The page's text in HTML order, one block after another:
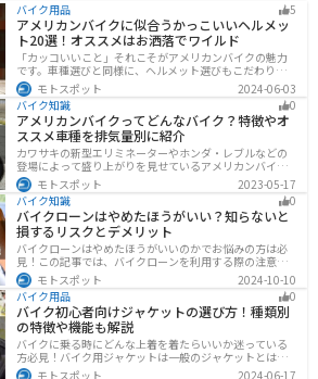
バイク用品 5
アメリカンバイクに似合うかっこいいヘルメッ
ト20選！オススメはお洒落でワイルド
「カッコいいこと」それこそがアメリカンバイクの魅力
です。車種選びと同様に、ヘルメット選びもこだわりた
いところですよね。アメリカンバイクの魅力をもっと引
き立ててくれるオススメのヘルメットを紹介します。
モトスポット
2024-06-03
バイク知識
0
アメリカンバイクってどんなバイク？特徴やオ
ススメ車種を排気量別に紹介
カワサキの新型エリミネーターやホンダ・レブルなどの
登場によって盛り上がりを見せているアメリカンバイ
ク。スタイリッシュに乗れることはもちろん、ツーリン
グや通学通勤もこなせるアメリカンバイクの特徴や、オ
ススメの車種についてご紹介します！
モトスポット
2023-05-17
バイク知識
0
バイクローンはやめたほうがいい？知らないと
損するリスクとデメリット
バイクローンはやめたほうがいいのかでお悩みの方は必
見！この記事では、バイクローンを利用する際の注意点
や失敗しない選び方を解説しています。実は、バイクロ
ーンの選び方にはコツがあります。この記事を読めば、
自分に合った賢い選択をすることが可能です。
モトスポット
2024-10-10
バイク用品
0
バイク初心者向けジャケットの選び方！種類別
の特徴や機能も解説
バイクに乗る時にどんな上着を着たらいいか迷っている
方必見！バイク用ジャケットは一般のジャケットとは違
い、バイク専用に作られています。動きやすさ・快適
モトスポット
2024-06-17